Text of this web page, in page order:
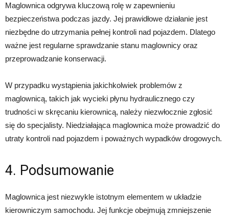
Maglownica odgrywa kluczową rolę w zapewnieniu
bezpieczeństwa podczas jazdy. Jej prawidłowe działanie jest
niezbędne do utrzymania pełnej kontroli nad pojazdem. Dlatego
ważne jest regularne sprawdzanie stanu maglownicy oraz
przeprowadzanie konserwacji.
W przypadku wystąpienia jakichkolwiek problemów z
maglownicą, takich jak wycieki płynu hydraulicznego czy
trudności w skręcaniu kierownicą, należy niezwłocznie zgłosić
się do specjalisty. Niedziałająca maglownica może prowadzić do
utraty kontroli nad pojazdem i poważnych wypadków drogowych.
4. Podsumowanie
Maglownica jest niezwykle istotnym elementem w układzie
kierowniczym samochodu. Jej funkcje obejmują zmniejszenie